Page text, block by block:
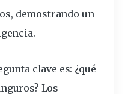
demostrando un
clave es: ¿qué
Los